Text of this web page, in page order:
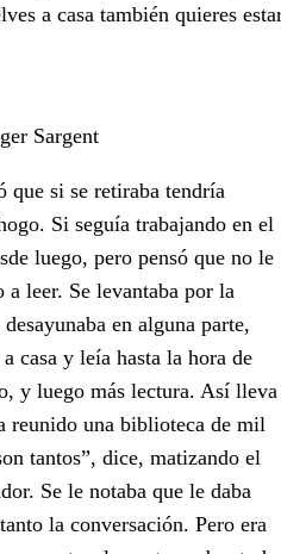
a casa también quieres
Sargent
que si se retiraba tendría
Si seguía trabajando en el
luego, pero pensó que no le
leer. Se levantaba por la
en alguna parte,
casa y leía hasta la hora de
y luego más lectura. Así lleva
reunido una biblioteca de mil
tantos”, dice, matizando el
Se le notaba que le daba
la conversación. Pero era